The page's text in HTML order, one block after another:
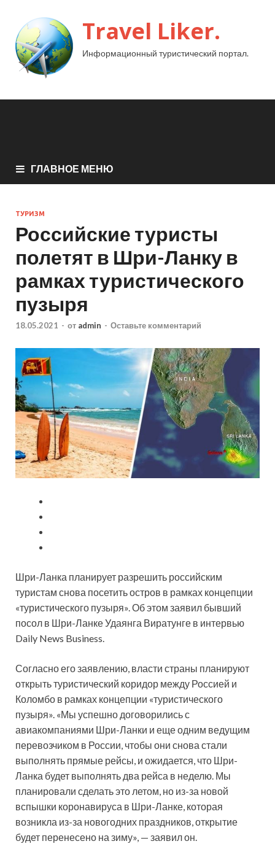
Travel Liker.
Информационный туристический портал.
ГЛАВНОЕ МЕНЮ
ТУРИЗМ
Российские туристы
полетят в Шри-Ланку в
рамках туристического
пузыря
18.05.2021 - от admin - Оставьте комментарий
Шри-Ланка планирует разрешить российским
туристам снова посетить остров в рамках концепции
«туристического пузыря». Об этом заявил бывший
посол в Шри-Ланке Удаянга Виратунге в интервью
Daily News Business.
Согласно его заявлению, власти страны планируют
открыть туристический коридор между Россией и
Коломбо в рамках концепции «туристического
пузыря». «Мы успешно договорились с
авиакомпаниями Шри-Ланки и еще одним ведущим
перевозчиком в России, чтобы они снова стали
выполнять прямые рейсы, и ожидается, что Шри-
Ланка будет выполнять два рейса в неделю. Мы
планировали сделать это летом, но из-за новой
вспышки коронавируса в Шри-Ланке, которая
возникла из-за новогодних праздников, открытие
будет перенесено на зиму», — заявил он.